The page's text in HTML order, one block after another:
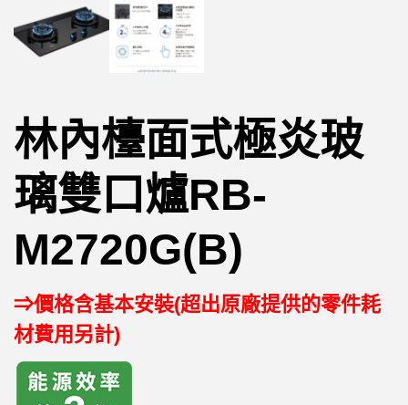
林內檯面式極炎玻
璃雙口爐RB-
M2720G(B)
⇒價格含基本安裝(超出原廠提供的零件耗
材費用另計)